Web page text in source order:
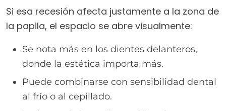
Si esa recesión afecta justamente a la zona de
la papila, el espacio se abre visualmente:
Se nota más en los dientes delanteros,
donde la estética importa más.
Puede combinarse con sensibilidad dental
al frío o al cepillado.